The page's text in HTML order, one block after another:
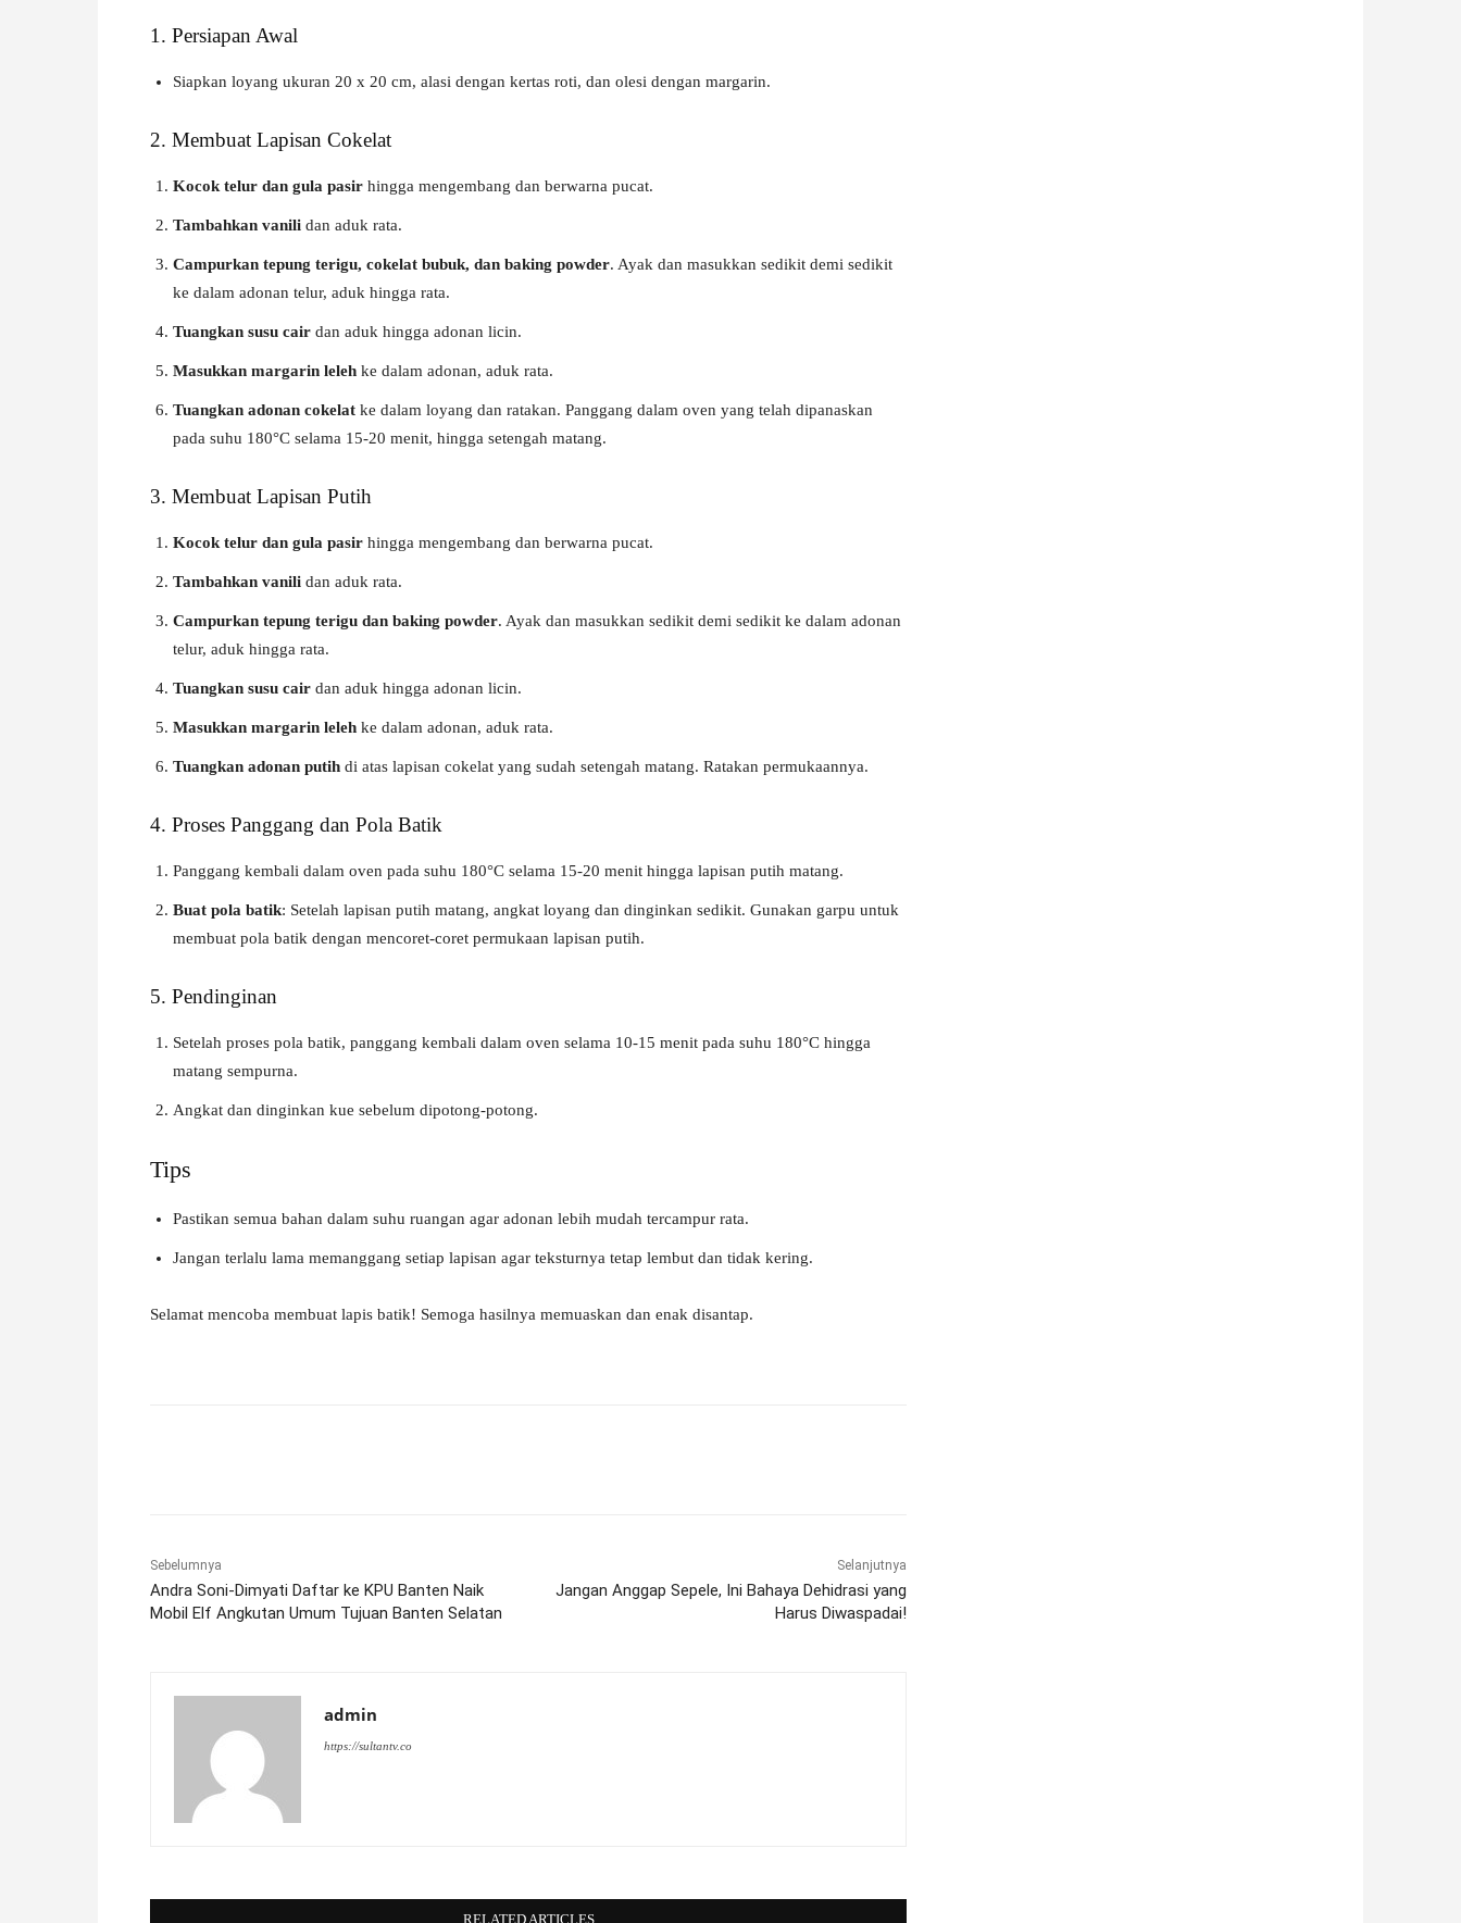
1. Persiapan Awal
Siapkan loyang ukuran 20 x 20 cm, alasi dengan kertas roti, dan olesi dengan margarin.
2. Membuat Lapisan Cokelat
Kocok telur dan gula pasir hingga mengembang dan berwarna pucat.
Tambahkan vanili dan aduk rata.
Campurkan tepung terigu, cokelat bubuk, dan baking powder. Ayak dan masukkan sedikit demi sedikit
ke dalam adonan telur, aduk hingga rata.
Tuangkan susu cair dan aduk hingga adonan licin.
Masukkan margarin leleh ke dalam adonan, aduk rata.
Tuangkan adonan cokelat ke dalam loyang dan ratakan. Panggang dalam oven yang telah dipanaskan
pada suhu 180°C selama 15-20 menit, hingga setengah matang.
3. Membuat Lapisan Putih
Kocok telur dan gula pasir hingga mengembang dan berwarna pucat.
Tambahkan vanili dan aduk rata.
Campurkan tepung terigu dan baking powder. Ayak dan masukkan sedikit demi sedikit ke dalam adonan
telur, aduk hingga rata.
Tuangkan susu cair dan aduk hingga adonan licin.
Masukkan margarin leleh ke dalam adonan, aduk rata.
Tuangkan adonan putih di atas lapisan cokelat yang sudah setengah matang. Ratakan permukaannya.
4. Proses Panggang dan Pola Batik
Panggang kembali dalam oven pada suhu 180°C selama 15-20 menit hingga lapisan putih matang.
Buat pola batik: Setelah lapisan putih matang, angkat loyang dan dinginkan sedikit. Gunakan garpu untuk
membuat pola batik dengan mencoret-coret permukaan lapisan putih.
5. Pendinginan
Setelah proses pola batik, panggang kembali dalam oven selama 10-15 menit pada suhu 180°C hingga
matang sempurna.
Angkat dan dinginkan kue sebelum dipotong-potong.
Tips
Pastikan semua bahan dalam suhu ruangan agar adonan lebih mudah tercampur rata.
Jangan terlalu lama memanggang setiap lapisan agar teksturnya tetap lembut dan tidak kering.
Selamat mencoba membuat lapis batik! Semoga hasilnya memuaskan dan enak disantap.
Sebelumnya
Andra Soni-Dimyati Daftar ke KPU Banten Naik
Mobil Elf Angkutan Umum Tujuan Banten Selatan
Selanjutnya
Jangan Anggap Sepele, Ini Bahaya Dehidrasi yang
Harus Diwaspadai!
admin
https://sultantv.co
RELATED ARTICLES